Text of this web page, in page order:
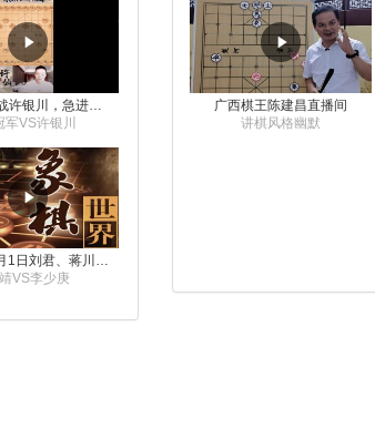
军VS许银川
2024年6月1日刘君、蒋川讲解第三届上海杯象棋大师赛谢靖与李少庚的对局
VS李少庚
广西棋王陈建昌直播间
讲棋风格幽默